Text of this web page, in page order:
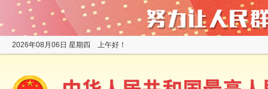
2026年08月06日 星期四 上午好！